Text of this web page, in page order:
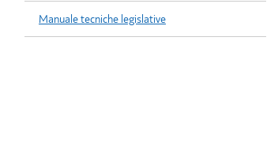
Manuale tecniche legislative